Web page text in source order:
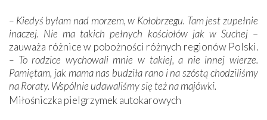
– Kiedyś byłam nad morzem, w Kołobrzegu. Tam jest zupełnie
inaczej. Nie ma takich pełnych kościołów jak w Suchej–
zauważa różnice w pobożności różnych regionów Polski.
– To rodzice wychowali mnie w takiej, a nie innej wierze.
Pamiętam, jak mama nas budziła rano i na szóstą chodziliśmy
na Roraty. Wspólnie udawaliśmy się też na majówki.
Miłośniczka pielgrzymek autokarowych